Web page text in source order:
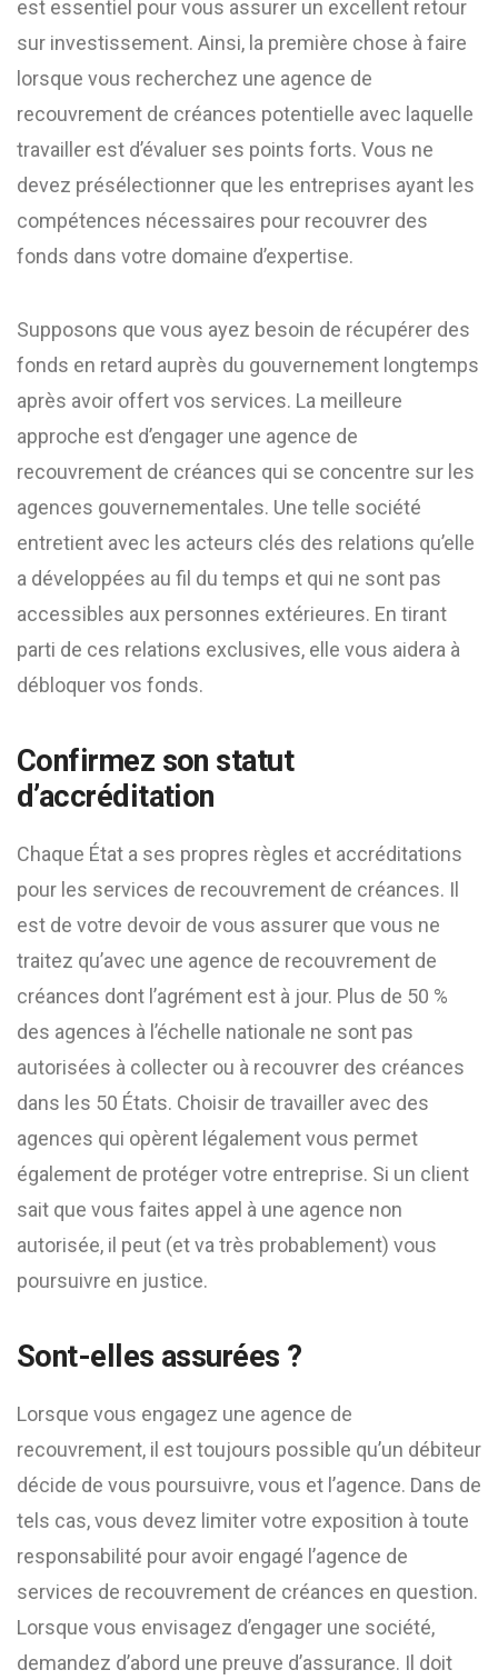
est essentiel pour vous assurer un excellent retour
sur investissement. Ainsi, la première chose à faire
lorsque vous recherchez une agence de
recouvrement de créances potentielle avec laquelle
travailler est d’évaluer ses points forts. Vous ne
devez présélectionner que les entreprises ayant les
compétences nécessaires pour recouvrer des
fonds dans votre domaine d’expertise.
Supposons que vous ayez besoin de récupérer des
fonds en retard auprès du gouvernement longtemps
après avoir offert vos services. La meilleure
approche est d’engager une agence de
recouvrement de créances qui se concentre sur les
agences gouvernementales. Une telle société
entretient avec les acteurs clés des relations qu’elle
a développées au fil du temps et qui ne sont pas
accessibles aux personnes extérieures. En tirant
parti de ces relations exclusives, elle vous aidera à
débloquer vos fonds.
Confirmez son statut
d’accréditation
Chaque État a ses propres règles et accréditations
pour les services de recouvrement de créances. Il
est de votre devoir de vous assurer que vous ne
traitez qu’avec une agence de recouvrement de
créances dont l’agrément est à jour. Plus de 50 %
des agences à l’échelle nationale ne sont pas
autorisées à collecter ou à recouvrer des créances
dans les 50 États. Choisir de travailler avec des
agences qui opèrent légalement vous permet
également de protéger votre entreprise. Si un client
sait que vous faites appel à une agence non
autorisée, il peut (et va très probablement) vous
poursuivre en justice.
Sont-elles assurées ?
Lorsque vous engagez une agence de
recouvrement, il est toujours possible qu’un débiteur
décide de vous poursuivre, vous et l’agence. Dans de
tels cas, vous devez limiter votre exposition à toute
responsabilité pour avoir engagé l’agence de
services de recouvrement de créances en question.
Lorsque vous envisagez d’engager une société,
demandez d’abord une preuve d’assurance. Il doit